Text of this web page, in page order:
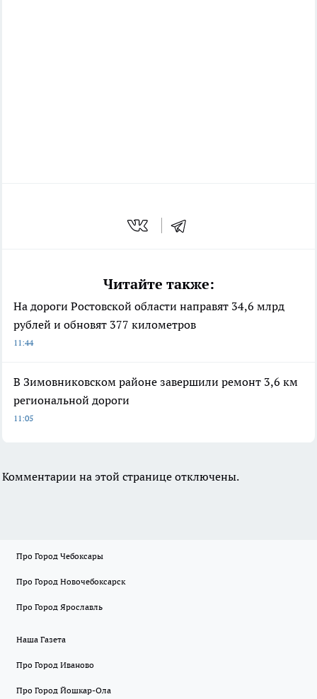
Читайте также:
На дороги Ростовской области направят 34,6 млрд
рублей и обновят 377 километров
11:44
В Зимовниковском районе завершили ремонт 3,6 км
региональной дороги
11:05
Комментарии на этой странице отключены.
Про Город Чебоксары
Про Город Новочебоксарск
Про Город Ярославль
Наша Газета
Про Город Иваново
Про Город Йошкар-Ола